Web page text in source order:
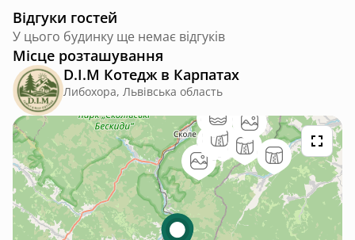
Відгуки гостей
У цього будинку ще немає відгуків
Місце розташування
D.I.M Котедж в Карпатах
Либохора, Львівська область